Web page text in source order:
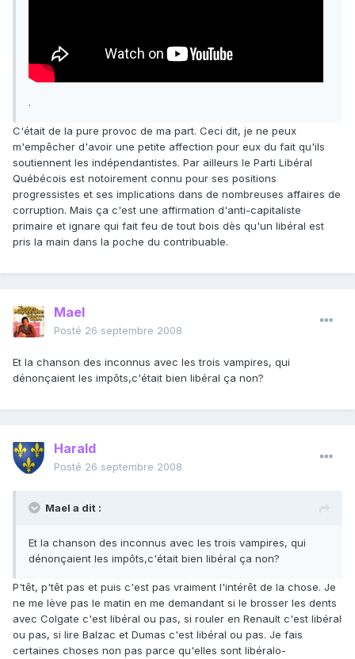
.
C'était de la pure provoc de ma part. Ceci dit, je ne peux
m'empêcher d'avoir une petite affection pour eux du fait qu'ils
soutiennent les indépendantistes. Par ailleurs le Parti Libéral
Québécois est notoirement connu pour ses positions
progressistes et ses implications dans de nombreuses affaires de
corruption. Mais ça c'est une affirmation d'anti-capitaliste
primaire et ignare qui fait feu de tout bois dès qu'un libéral est
pris la main dans la poche du contribuable.
Mael
Posté 26 septembre 2008
Et la chanson des inconnus avec les trois vampires, qui
dénonçaient les impôts,c'était bien libéral ça non?
Harald
Posté 26 septembre 2008
Mael a dit :
Et la chanson des inconnus avec les trois vampires, qui
dénonçaient les impôts,c'était bien libéral ça non?
P'têt, p'têt pas et puis c'est pas vraiment l'intérêt de la chose. Je
ne me lève pas le matin en me demandant si le brosser les dents
avec Colgate c'est libéral ou pas, si rouler en Renault c'est libéral
ou pas, si lire Balzac et Dumas c'est libéral ou pas. Je fais
certaines choses non pas parce qu'elles sont libéralo-